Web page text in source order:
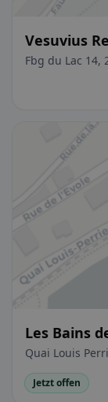
Vesuvius
Napoletana
Fbg du Lac 14,
Les Bains
Quai Louis
Jetzt offen